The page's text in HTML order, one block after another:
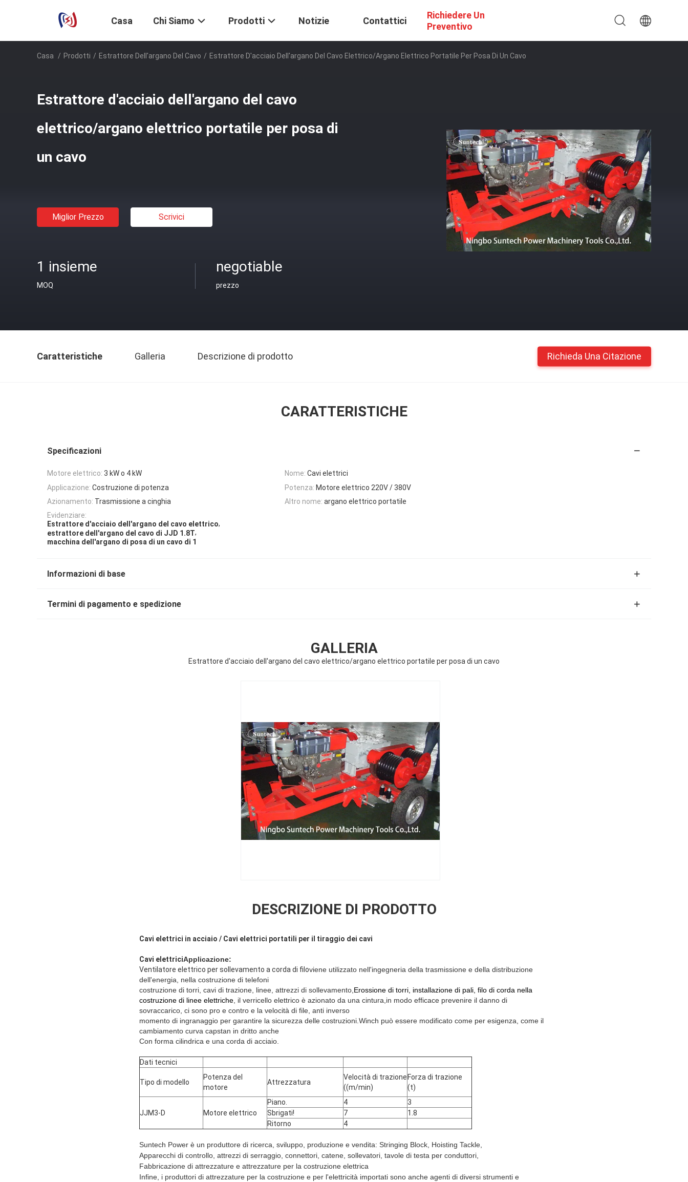
Casa Chi Siamo Prodotti Notizie Contattici
Richiedere Un
Preventivo
Casa / Prodotti / Estrattore Dell'argano Del Cavo / Estrattore D'acciaio Dell'argano Del Cavo Elettrico/argano Elettrico Portatile Per Posa Di Un Cavo
Estrattore d'acciaio dell'argano del cavo
elettrico/argano elettrico portatile per posa di
un cavo
Miglior Prezzo Scrivici
1 insieme
MOQ
negotiable
prezzo
Caratteristiche Galleria Descrizione di prodotto Richieda Una Citazione
CARATTERISTICHE
Specificazioni
Motore elettrico: 3 kW o 4 kW Nome: Cavi elettrici
Applicazione: Costruzione di potenza Potenza: Motore elettrico 220V / 380V
Azionamento: Trasmissione a cinghia Altro nome: argano elettrico portatile
Evidenziare:
Estrattore d'acciaio dell'argano del cavo elettrico,
estrattore dell'argano del cavo di JJD 1.8T,
macchina dell'argano di posa di un cavo di 1
Informazioni di base
Termini di pagamento e spedizione
GALLERIA
Estrattore d'acciaio dell'argano del cavo elettrico/argano elettrico portatile per posa di un cavo
DESCRIZIONE DI PRODOTTO
Cavi elettrici in acciaio / Cavi elettrici portatili per il tiraggio dei cavi
Cavi elettriciApplicazione:
Ventilatore elettrico per sollevamento a corda di filoviene utilizzato nell'ingegneria della trasmissione e della distribuzione
dell'energia, nella costruzione di telefoni
costruzione di torri, cavi di trazione, linee, attrezzi di sollevamento, Erossione di torri, installazione di pali, filo di corda nella
costruzione di linee elettriche , il verricello elettrico è azionato da una cintura, in modo efficace prevenire il danno di
sovraccarico, ci sono pro e contro e la velocità di file, anti inverso
momento di ingranaggio per garantire la sicurezza delle costruzioni. Winch può essere modificato come per esigenza, come il
cambiamento curva capstan in dritto anche
Con forma cilindrica e una corda di acciaio.
Dati tecnici
Tipo di modello
Potenza del
motore
Attrezzatura
Velocità di trazione
((m/min)
Forza di trazione
(t)
JJM3-D Motore elettrico
Piano. 4
3
Sbrigati!
7
1.8
Ritorno
4
Suntech Power è un produttore di ricerca, sviluppo, produzione e vendita: Stringing Block, Hoisting Tackle,
Apparecchi di controllo, attrezzi di serraggio, connettori, catene, sollevatori, tavole di testa per conduttori,
Fabbricazione di attrezzature e attrezzature per la costruzione elettrica
Infine, i produttori di attrezzature per la costruzione e per l'elettricità importati sono anche agenti di diversi strumenti e